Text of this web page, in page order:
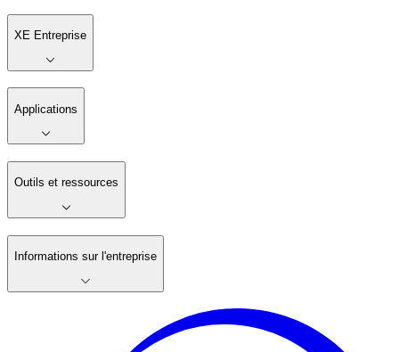
XE Entreprise
Applications
Outils et ressources
Informations sur l'entreprise